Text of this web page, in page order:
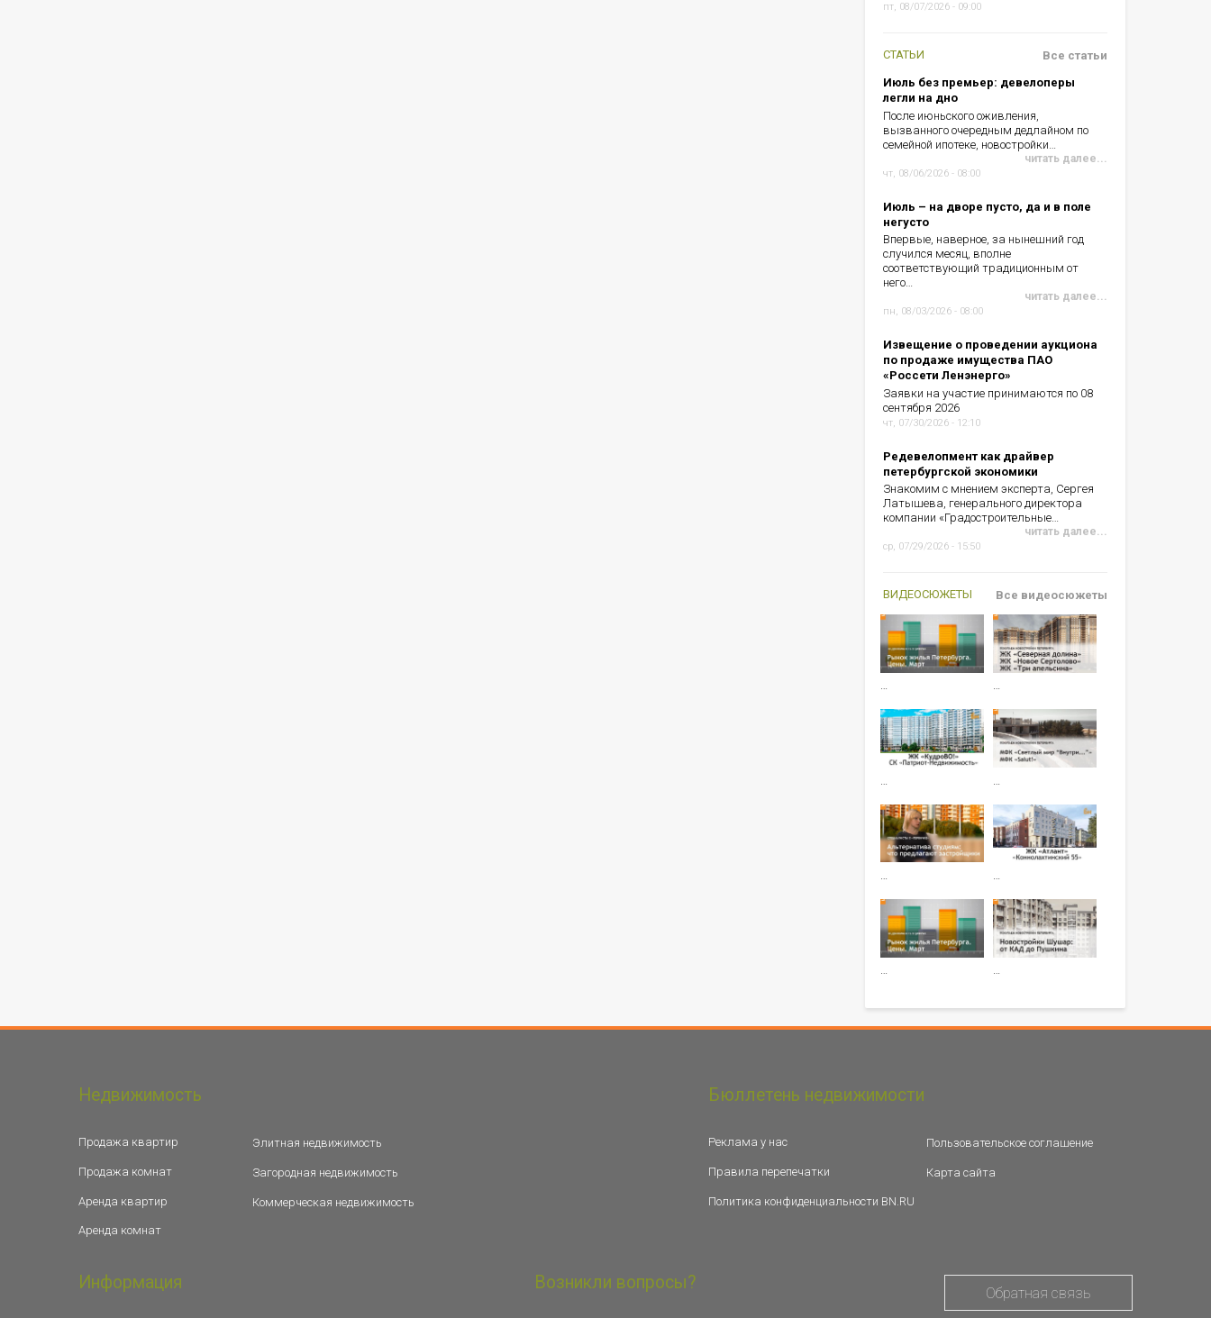
пт, 08/07/2026 - 09:00
СТАТЬИ
Июль без премьер: девелоперы
легли на дно
После июньского оживления,
вызванного очередным дедлайном по
семейной ипотеке, новостройки…
читать далее...
чт, 08/06/2026 - 08:00
Июль – на дворе пусто, да и в поле
негусто
Впервые, наверное, за нынешний год
случился месяц, вполне
соответствующий традиционным от
него…
читать далее...
пн, 08/03/2026 - 08:00
Извещение о проведении аукциона
по продаже имущества ПАО
«Россети Ленэнерго»
Заявки на участие принимаются по 08
сентября 2026
чт, 07/30/2026 - 12:10
Редевелопмент как драйвер
петербургской экономики
Знакомим с мнением эксперта, Сергея
Латышева, генерального директора
компании «Градостроительные…
читать далее...
ср, 07/29/2026 - 15:50
Все статьи
ВИДЕОСЮЖЕТЫ
… …
… …
Все видеосюжеты
Недвижимость
Продажа квартир
Продажа комнат
Аренда квартир
Аренда комнат
Элитная недвижимость
Загородная недвижимость
Коммерческая недвижимость
Бюллетень недвижимости
Реклама у нас
Правила перепечатки
Политика конфиденциальности BN.RU
Пользовательское соглашение
Карта сайта
Информация Возникли вопросы?
Обратная связь